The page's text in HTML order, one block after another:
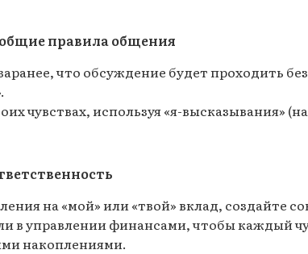
правила общения
что обсуждение будет проходить
чувствах, используя «я-высказывания»
на «мой» или «твой» вклад, создайте
в управлении финансами, чтобы каждый
накоплениями.